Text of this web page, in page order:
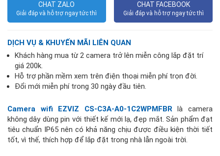
CHAT ZALO
Giải đáp và hỗ trợ ngay tức thì
CHAT FACEBOOK
Giải đáp và hỗ trợ ngay tức thì
DỊCH VỤ & KHUYẾN MÃI LIÊN QUAN
Khách hàng mua từ 2 camera trở lên miễn công lắp đặt trí
giá 200k.
Hỗ trợ phần mềm xem trên điện thoại miễn phí trọn đời.
Đổi mới miễn phí trong 30 ngày đầu tiên.
Camera wifi EZVIZ CS-C3A-A0-1C2WPMFBRlà camera
không dây dùng pin với thiết kế mới lạ, đẹp mắt. Sản phẩm đạt
tiêu chuẩn IP65 nên có khả năng chịu được điều kiện thời tiết
tốt, vì thế, thích hợp để lắp đặt trong nhà lẫn ngoài trời.